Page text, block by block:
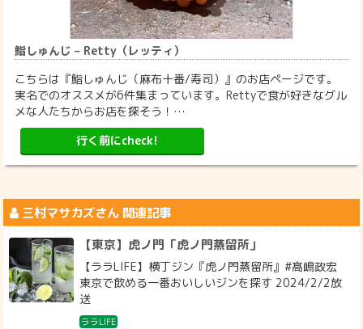
鮨しゅんじ – Retty（レッティ）
こちらは『鮨しゅんじ（麻布十番/寿司）』のお店ページです。
実名でのオススメが6件集まっています。Rettyで食が好きなグル
メな人たちからお店を探そう！…
行く前にcheck!
三村マサカズさん 関連記事
【東京】虎ノ門「虎ノ門蒸留所」
【ララLIFE】横丁ジン『虎ノ門蒸留所』#髙嶋政宏
東京で飲める一番おいしいジンを探す 2024/2/2放
送
ララLIFE